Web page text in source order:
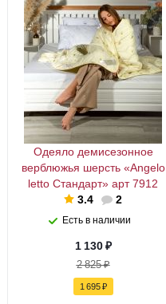
Одеяло демисезонное
верблюжья шерсть «Angelo
letto Стандарт» арт 7912
3.4
2
Есть в наличии
1 130₽
2 825₽
1 695₽